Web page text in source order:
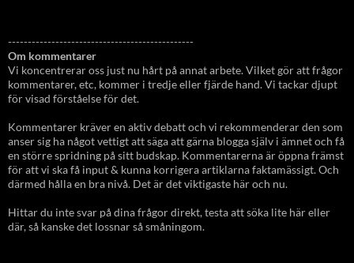
-----------------------------------------------
Om kommentarer
Vi koncentrerar oss just nu hårt på annat arbete. Vilket gör att frågor
kommentarer, etc, kommer i tredje eller fjärde hand. Vi tackar djupt
för visad förståelse för det.
Kommentarer kräver en aktiv debatt och vi rekommenderar den som
anser sig ha något vettigt att säga att gärna blogga själv i ämnet och få
en större spridning på sitt budskap. Kommentarerna är öppna främst
för att vi ska få input & kunna korrigera artiklarna faktamässigt. Och
därmed hålla en bra nivå. Det är det viktigaste här och nu.
Hittar du inte svar på dina frågor direkt, testa att söka lite här eller
där, så kanske det lossnar så småningom.